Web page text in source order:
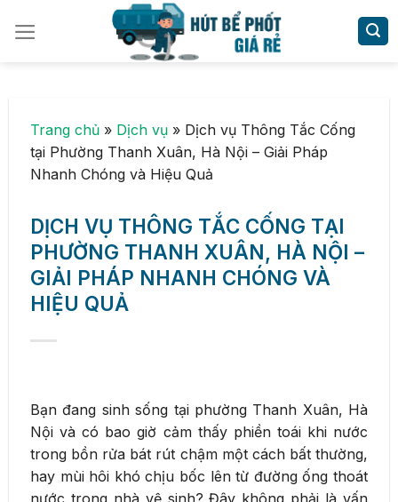
Trang chủ » Dịch vụ » Dịch vụ Thông Tắc Cống
tại Phường Thanh Xuân, Hà Nội – Giải Pháp
Nhanh Chóng và Hiệu Quả
DỊCH VỤ THÔNG TẮC CỐNG TẠI
PHƯỜNG THANH XUÂN, HÀ NỘI –
GIẢI PHÁP NHANH CHÓNG VÀ
HIỆU QUẢ
Bạn đang sinh sống tại phường Thanh Xuân, Hà
Nội và có bao giờ cảm thấy phiền toái khi nước
trong bồn rửa bát rút chậm một cách bất thường,
hay mùi hôi khó chịu bốc lên từ đường ống thoát
nước trong nhà vệ sinh? Đây không phải là vấn